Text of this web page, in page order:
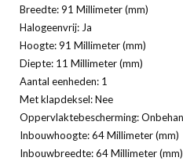
Breedte: 91 Millimeter (mm)
Halogeenvrij: Ja
Hoogte: 91 Millimeter (mm)
Diepte: 11 Millimeter (mm)
Aantal eenheden: 1
Met klapdeksel: Nee
Oppervlaktebescherming:
Inbouwhoogte: 64 Millimeter (mm)
Inbouwbreedte: 64 Millimeter (mm)